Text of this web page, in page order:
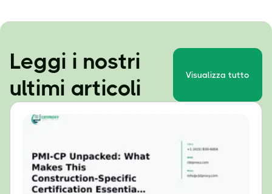
Leggi i nostri
ultimi articoli
Visualizza tutto